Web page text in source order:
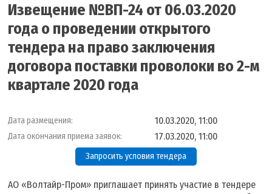
Извещение №ВП-24 от 06.03.2020
года о проведении открытого
тендера на право заключения
договора поставки проволоки во 2-м
квартале 2020 года
Дата размещения: 10.03.2020, 11:00
Дата окончания приема заявок: 17.03.2020, 11:00
Запросить условия тендера
АО «Волтайр-Пром» приглашает принять участие в тендере